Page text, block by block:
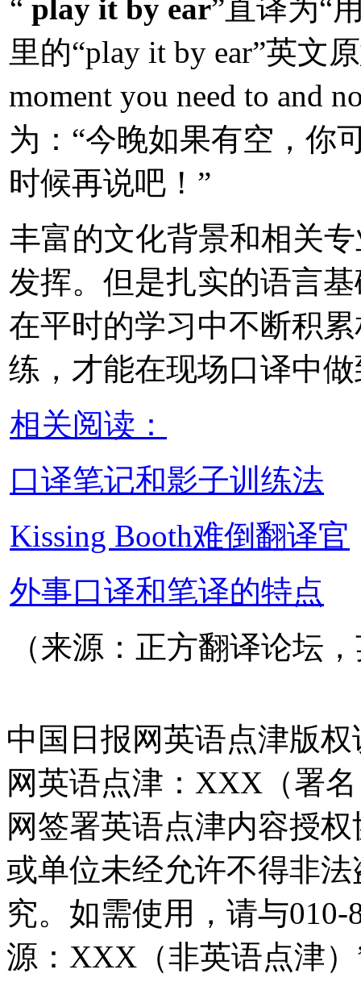
“play it by ear”直译为“
里的“play it by ear”英文
moment you need to and
为：“今晚如果有空，你
时候再说吧！”
丰富的文化背景和相关
发挥。但是扎实的语言
在平时的学习中不断积
练，才能在现场口译中
相关阅读：
口译笔记和影子训练法
Kissing Booth难倒翻译官
外事口译和笔译的特点
（来源：正方翻译论坛
中国日报网英语点津版
网英语点津：XXX（署
网签署英语点津内容授
或单位未经允许不得非
究。如需使用，请与010-
源：XXX（非英语点津